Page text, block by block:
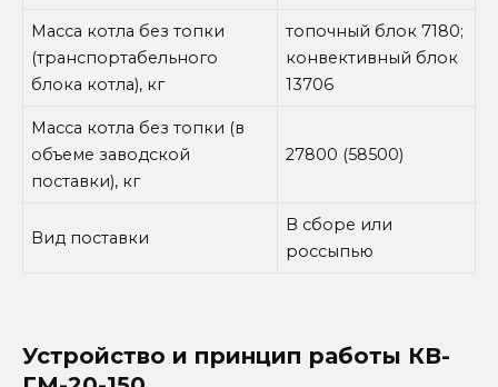
Масса котла без топки
(транспортабельного
блока котла), кг
топочный блок 7180;
конвективный блок
13706
Масса котла без топки (в
объеме заводской
поставки), кг
27800 (58500)
Вид поставки
В сборе или
россыпью
Устройство и принцип работы КВ-